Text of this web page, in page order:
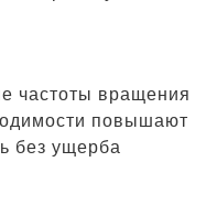
частоты вращения
повышают
без ущерба